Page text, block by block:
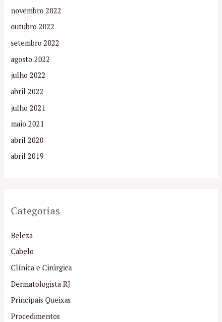
novembro 2022
outubro 2022
setembro 2022
agosto 2022
julho 2022
abril 2022
julho 2021
maio 2021
abril 2020
abril 2019
Categorias
Beleza
Cabelo
Clínica e Cirúrgica
Dermatologista RJ
Principais Queixas
Procedimentos